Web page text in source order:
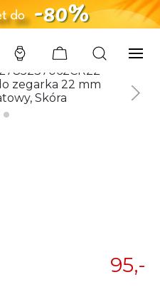
A01X2785237062CR22
95,-